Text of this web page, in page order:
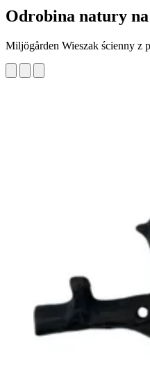
Odrobina natury
Miljögården Wieszak ścienny z